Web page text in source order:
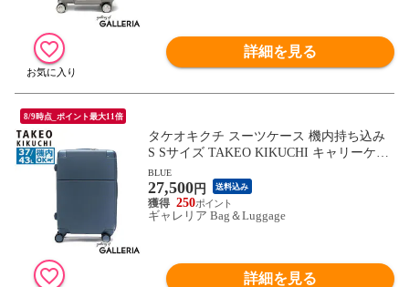
詳細を見る
8/9時点_ポイント最大11倍
タケオキクチ スーツケース 機内持ち込み
S Sサイズ TAKEO KIKUCHI キャリーケー
ス キャリーバッグ 軽量 拡張機能付き 拡張
ストッパー ストッパー付き TSA ハード 静
音 キャスター ビジネス コンパクト SKYS
CAPE SSC001
BLUE
27,500円 送料込み
250
ギャレリア Bag＆Luggage
詳細を見る